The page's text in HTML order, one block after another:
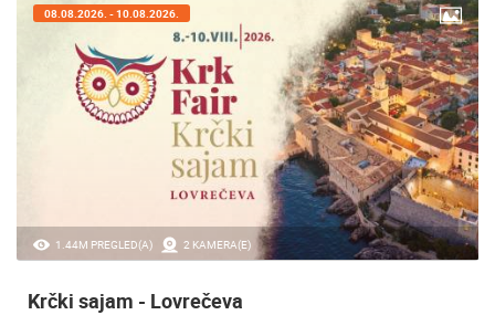
20.97K PREGLED(A) 2 KAMERA(E)
07.08.2026. - 09.08.2026.
Sinjska alka